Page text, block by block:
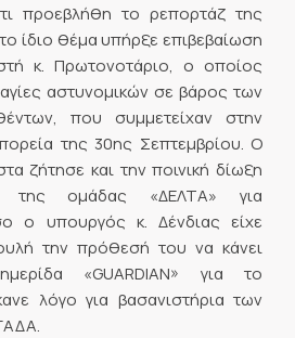
προεβλήθη το ρεπορτάζ της
το ίδιο θέμα υπήρξε επιβεβαίωση
κ. Πρωτονοτάριο, ο οποίος
αστυνομικών σε βάρος των
που συμμετείχαν στην
της 30ης Σεπτεμβρίου. Ο
ζήτησε και την ποινική δίωξη
της ομάδας «ΔΕΛΤΑ» για
ο υπουργός κ. Δένδιας είχε
την πρόθεσή του να κάνει
«GUARDIAN» για το
λόγο για βασανιστήρια των